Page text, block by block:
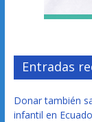
Entradas
Donar también
infantil en